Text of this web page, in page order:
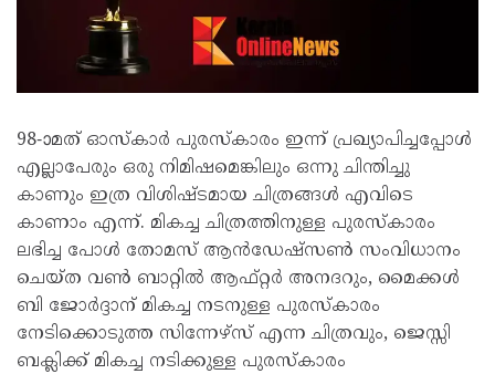
98-ാമത് ഓസ്കാർ പുരസ്കാരം ഇന്ന് പ്രഖ്യാപിച്ചപ്പോൾ
എല്ലാപേരും ഒരു നിമിഷമെങ്കിലും ഒന്നു ചിന്തിച്ചു
കാണും ഇത്ര വിശിഷ്ടമായ ചിത്രങ്ങൾ എവിടെ
കാണാം എന്ന്. മികച്ച ചിത്രത്തിനുള്ള പുരസ്കാരം
ലഭിച്ച പോൾ തോമസ് ആൻഡേഷ്സൺ സംവിധാനം
ചെയ്ത വൺ ബാറ്റിൽ ആഫ്റ്റർ അനദറും, മൈക്കൾ
ബി ജോർദ്ദാന് മികച്ച നടനുള്ള പുരസ്കാരം
നേടിക്കൊടുത്ത സിന്നേഴ്സ് എന്ന ചിത്രവും, ജെസ്സി
ബക്ലിക്ക് മികച്ച നടിക്കുള്ള പുരസ്കാരം